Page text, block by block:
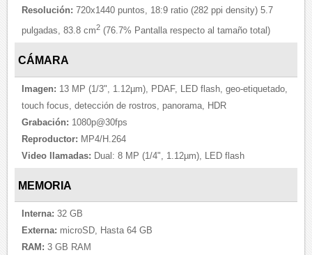
Resolución: 720x1440 puntos, 18:9 ratio (282 ppi density) 5.7
pulgadas, 83.8 cm2 (76.7% Pantalla respecto al tamaño total)
CÁMARA
Imagen: 13 MP (1/3", 1.12µm), PDAF, LED flash, geo-etiquetado,
touch focus, detección de rostros, panorama, HDR
Grabación: 1080p@30fps
Reproductor: MP4/H.264
Video llamadas: Dual: 8 MP (1/4", 1.12µm), LED flash
MEMORIA
Interna: 32 GB
Externa: microSD, Hasta 64 GB
RAM: 3 GB RAM